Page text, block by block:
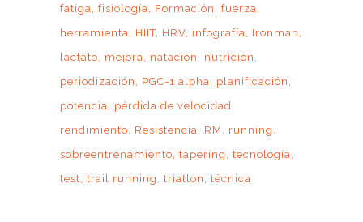
fatiga
fisiología Formación
fuerza
herramienta
HIIT HRV infografía
Ironman
lactato
mejora natación
nutrición
periodización
PGC-1 alpha
planificación
potencia
pérdida de velocidad
rendimiento
Resistencia RM
running
sobreentrenamiento tapering
tecnología
test trail running triatlon técnica